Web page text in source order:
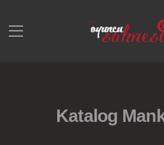
Katalog